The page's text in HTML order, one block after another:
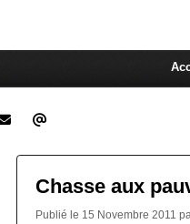
Chasse aux
Publié le 15 Novembre 2011